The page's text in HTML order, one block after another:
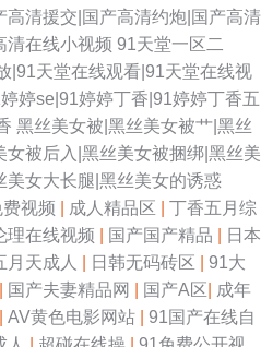
清援交|国产高清约炮|国产高清
清在线小视频 91天堂一区二
|91天堂在线观看|91天堂在线视
婷se|91婷婷丁香|91婷婷丁香五
黑丝美女被|黑丝美女被艹|黑丝
被后入|黑丝美女被捆绑|黑丝美
女大长腿|黑丝美女的诱惑
视频 成人精品区
丁香五月综
理在线视频 国产国产精品
日本
月天成人 日韩无码砖区
91大
国产夫妻精品网 国产A区
成年
AV黄色电影网站
91国产在线自